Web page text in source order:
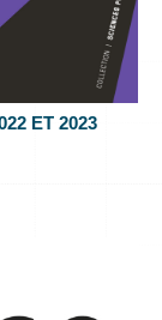
ET 2023